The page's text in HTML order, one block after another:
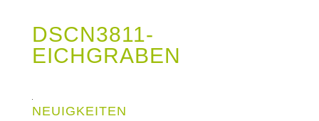
DSCN3811-
EICHGRABEN
NEUIGKEITEN